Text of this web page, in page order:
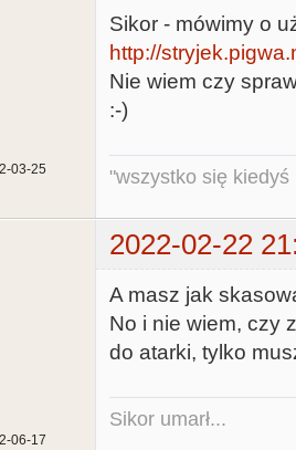
03-25
Sikor - mówimy o
http://
Nie wiem czy
:-)
"wszystko się kiedyś
2022-02-22
06-17
A masz jak
No i nie wiem, czy
do atarki, tylko
Sikor umarł...